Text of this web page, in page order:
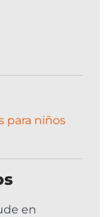
para niños
en